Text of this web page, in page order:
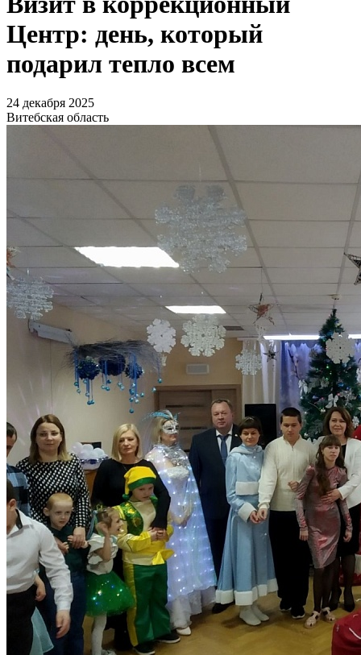
Центр: день, который
подарил тепло всем
24 декабря 2025
Витебская область